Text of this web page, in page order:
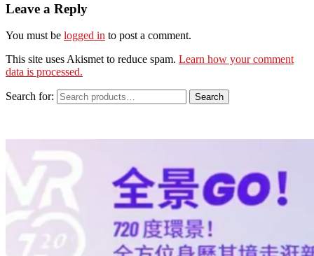
Leave a Reply
You must be logged in to post a comment.
This site uses Akismet to reduce spam. Learn how your comment
data is processed.
Search for: Search